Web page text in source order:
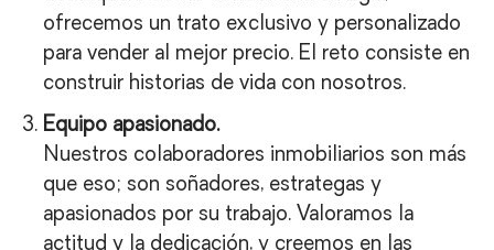
ofrecemos un trato exclusivo y personalizado
para vender al mejor precio. El reto consiste en
construir historias de vida con nosotros.
Equipo apasionado.
Nuestros colaboradores inmobiliarios son más
que eso; son soñadores, estrategas y
apasionados por su trabajo. Valoramos la
actitud y la dedicación, y creemos en las